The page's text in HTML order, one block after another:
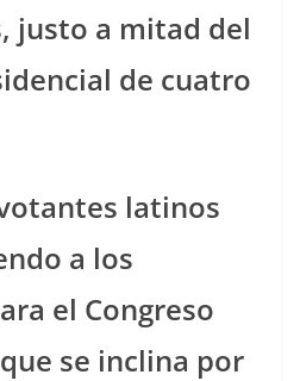
justo a mitad del
de cuatro
latinos
a los
el Congreso
se inclina por